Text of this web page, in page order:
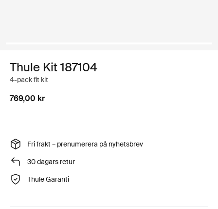
Thule Kit 187104
4-pack fit kit
769,00 kr
Fri frakt – prenumerera på nyhetsbrev
30 dagars retur
Thule Garanti